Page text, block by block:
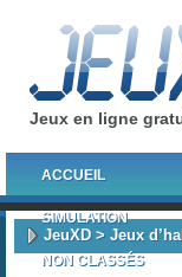
Jeux en ligne
ACCUEIL
SIMULATION
NON CLASSÉS
JeuXD> Jeux